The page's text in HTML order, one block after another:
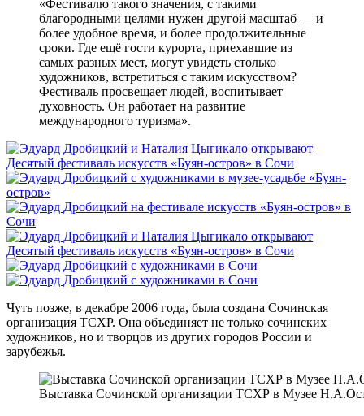
«Фестивалю такого значения, с такими
благородными целями нужен другой масштаб — и
более удобное время, и более продолжительные
сроки. Где ещё гости курорта, приехавшие из
самых разных мест, могут увидеть столько
художников, встретиться с таким искусством?
Фестиваль просвещает людей, воспитывает
духовность. Он работает на развитие
международного туризма».
Чуть позже, в декабре 2006 года, была создана Сочинская
организация ТСХР. Она объединяет не только сочинских
художников, но и творцов из других городов России и
зарубежья.
Выставка Сочинской организации ТСХР в Музее